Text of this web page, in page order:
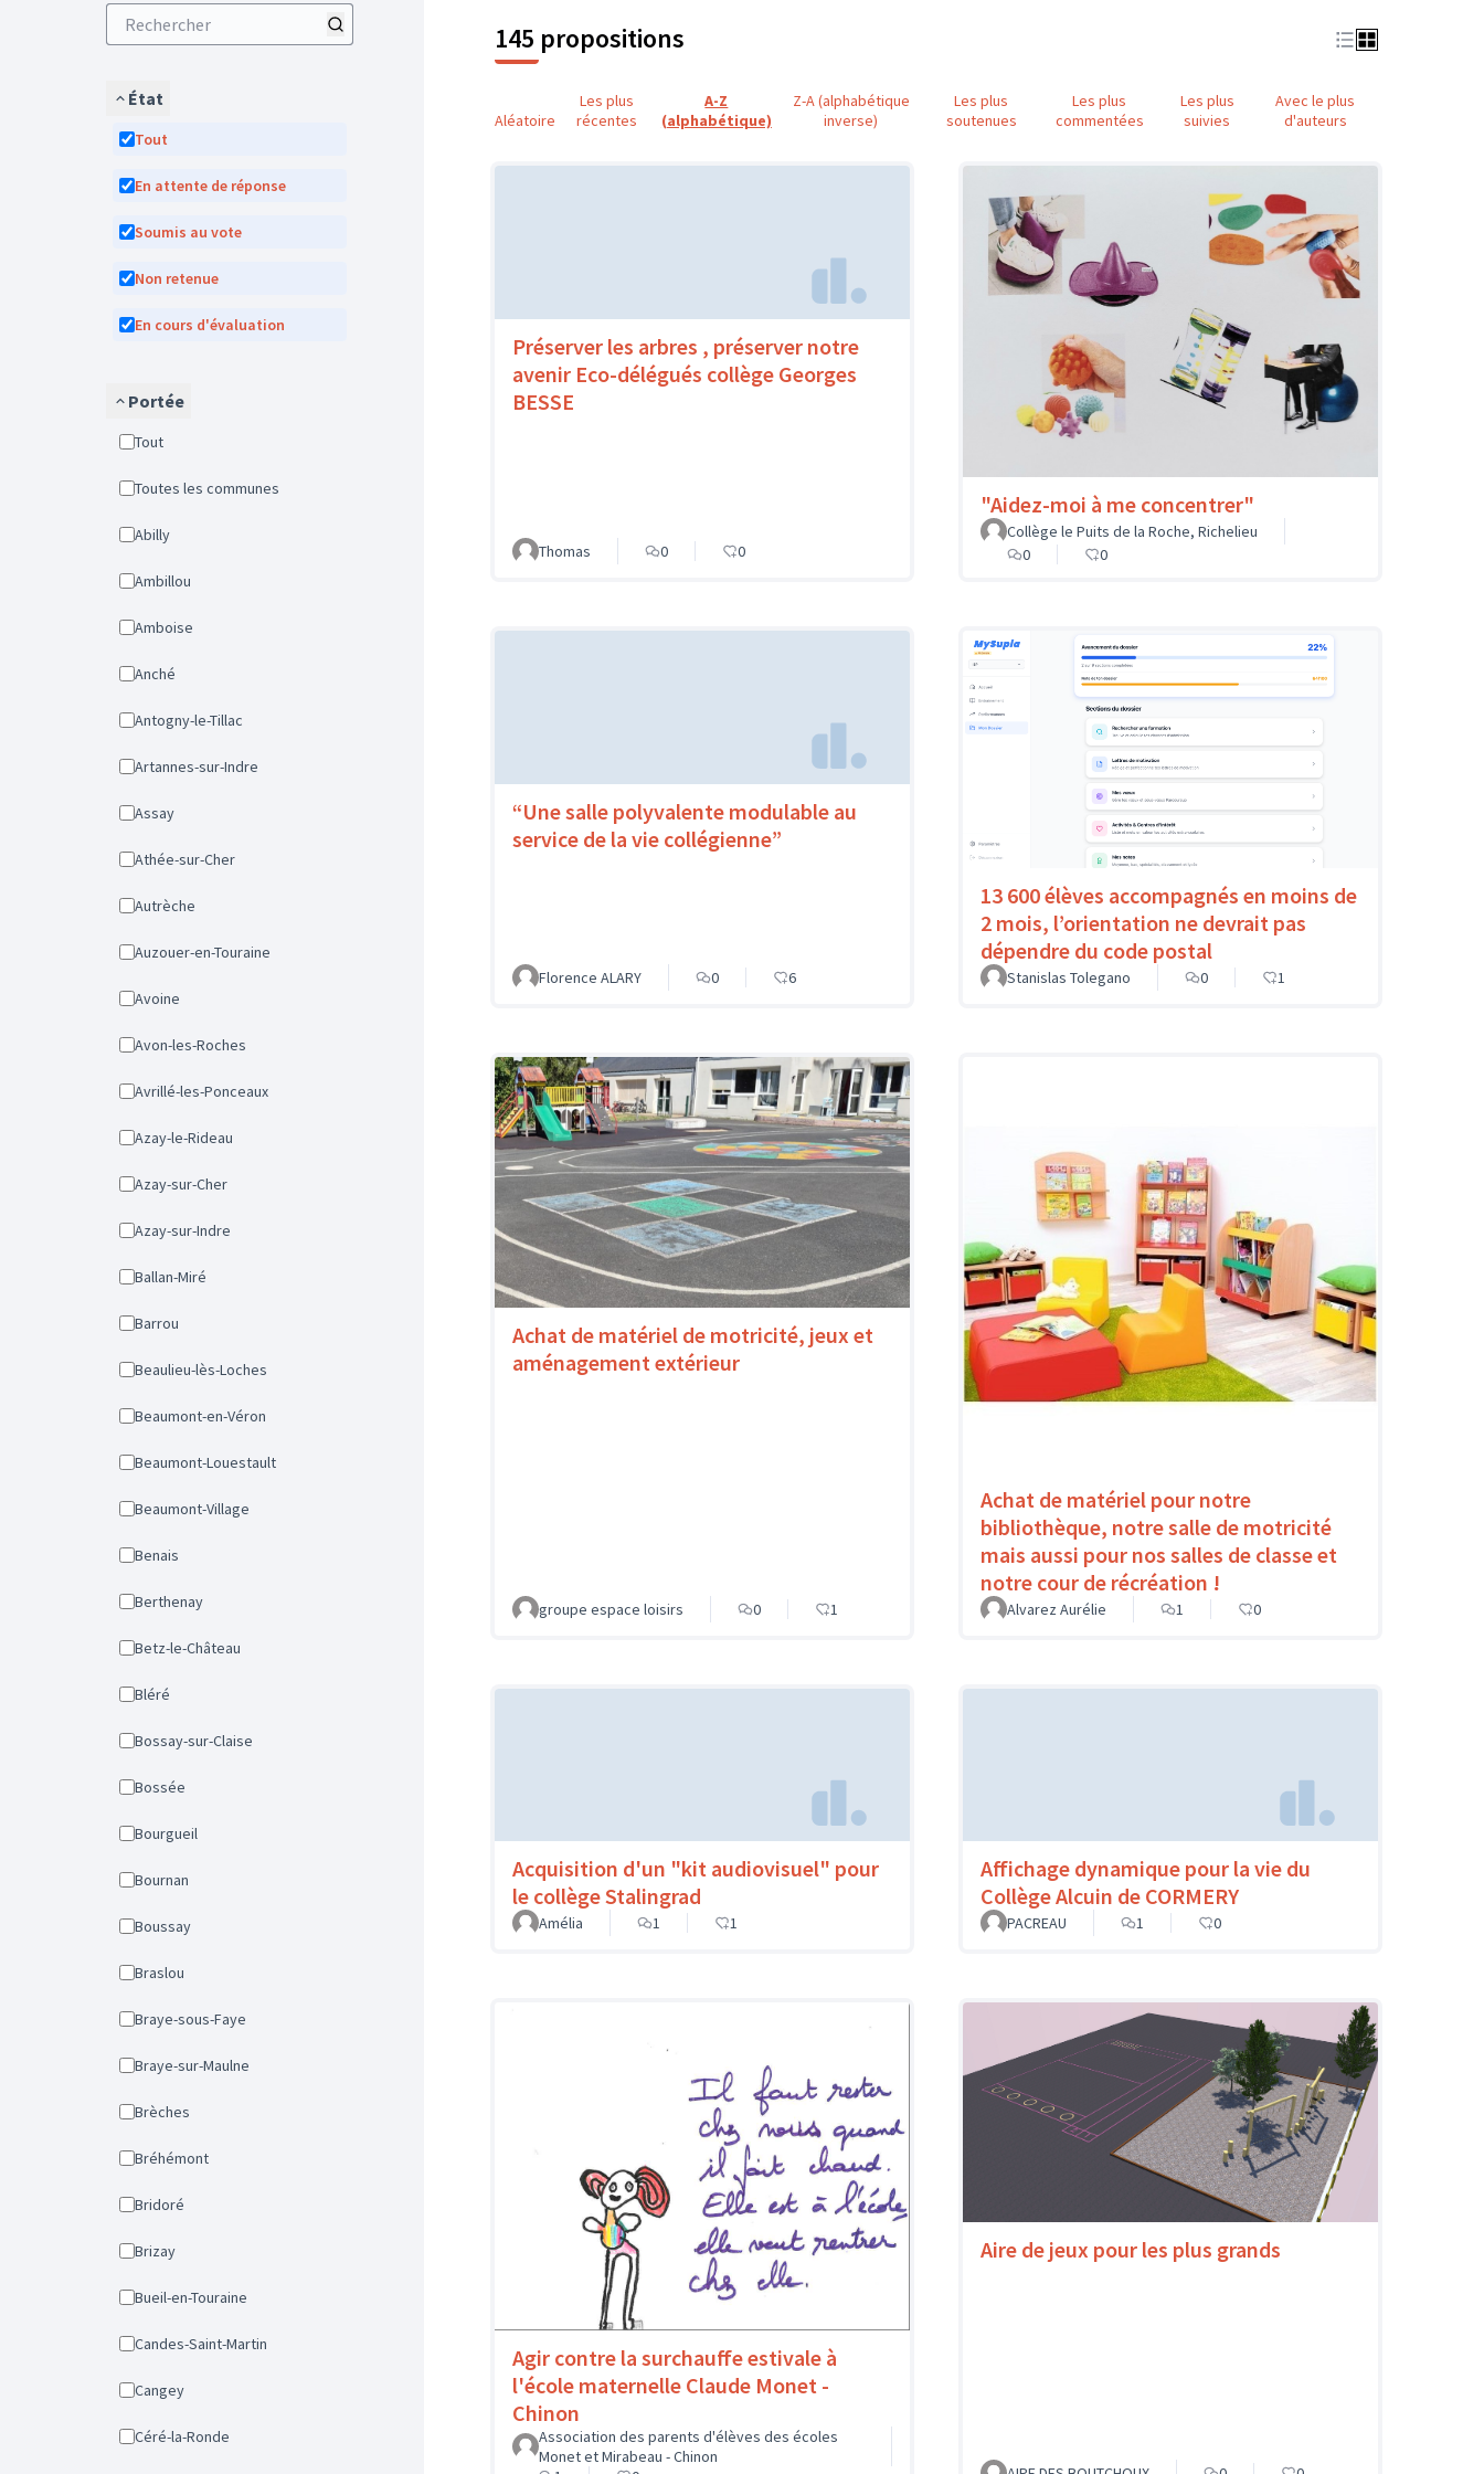
État
Tout
En attente de réponse
Soumis au vote
Non retenue
En cours d'évaluation
Portée
Tout
Toutes les communes
Abilly
Ambillou
Amboise
Anché
Antogny-le-Tillac
Artannes-sur-Indre
Assay
Athée-sur-Cher
Autrèche
Auzouer-en-Touraine
Avoine
Avon-les-Roches
Avrillé-les-Ponceaux
Azay-le-Rideau
Azay-sur-Cher
Azay-sur-Indre
Ballan-Miré
Barrou
Beaulieu-lès-Loches
Beaumont-en-Véron
Beaumont-Louestault
Beaumont-Village
Benais
Berthenay
Betz-le-Château
Bléré
Bossay-sur-Claise
Bossée
Bourgueil
Bournan
Boussay
Braslou
Braye-sous-Faye
Braye-sur-Maulne
Brèches
Bréhémont
Bridoré
Brizay
Bueil-en-Touraine
Candes-Saint-Martin
Cangey
Céré-la-Ronde
145 propositions
Aléatoire
Les plus
récentes
A-Z
(alphabétique)
Z-A (alphabétique
inverse)
Les plus
soutenues
Les plus
commentées
Les plus
suivies
Avec le plus
d'auteurs
Préserver les arbres , préserver notre
avenir Eco-délégués collège Georges
BESSE
Thomas 0 0
"Aidez-moi à me concentrer"
Collège le Puits de la Roche, Richelieu
0
0
“Une salle polyvalente modulable au
service de la vie collégienne”
Florence ALARY 0 6
13 600 élèves accompagnés en moins de
2 mois, l’orientation ne devrait pas
dépendre du code postal
Stanislas Tolegano 0 1
Achat de matériel de motricité, jeux et
aménagement extérieur
groupe espace loisirs 0 1
Achat de matériel pour notre
bibliothèque, notre salle de motricité
mais aussi pour nos salles de classe et
notre cour de récréation !
Alvarez Aurélie 1 0
Acquisition d'un "kit audiovisuel" pour
le collège Stalingrad
Amélia 1 1
Affichage dynamique pour la vie du
Collège Alcuin de CORMERY
PACREAU 1 0
Agir contre la surchauffe estivale à
l'école maternelle Claude Monet -
Chinon
Association des parents d'élèves des écoles
Monet et Mirabeau - Chinon
Aire de jeux pour les plus grands